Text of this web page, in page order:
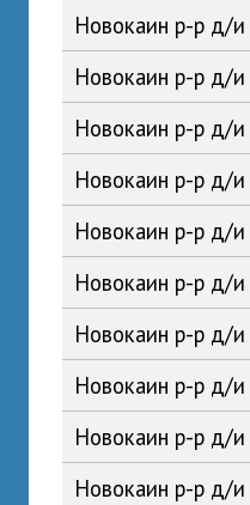
Новокаин р-р д/
Новокаин р-р д/
Новокаин р-р д/
Новокаин р-р д/
Новокаин р-р д/
Новокаин р-р д/
Новокаин р-р д/
Новокаин р-р д/
Новокаин р-р д/
Новокаин р-р д/